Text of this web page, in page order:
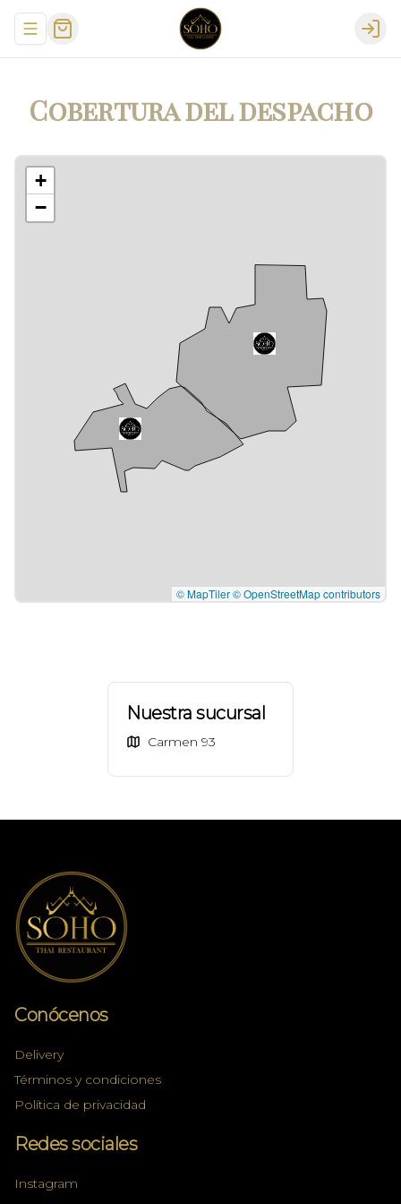
Abrir menu de navegación
Cobertura del despacho
+
−
© MapTiler© OpenStreetMap contributors
Nuestra sucursal
Carmen 93
Conócenos
Delivery
Términos y condiciones
Política de privacidad
Redes sociales
Instagram